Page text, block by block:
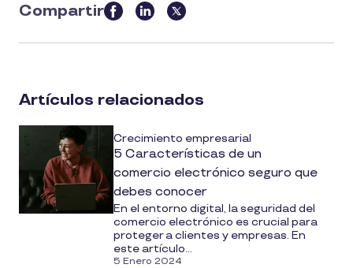
Compartir
this
article
media
Artículos relacionados
Crecimiento empresarial
5 Características de un
comercio electrónico seguro que
debes conocer
En el entorno digital, la seguridad del
comercio electrónico es crucial para
proteger a clientes y empresas. En
este artículo...
5 Enero 2024